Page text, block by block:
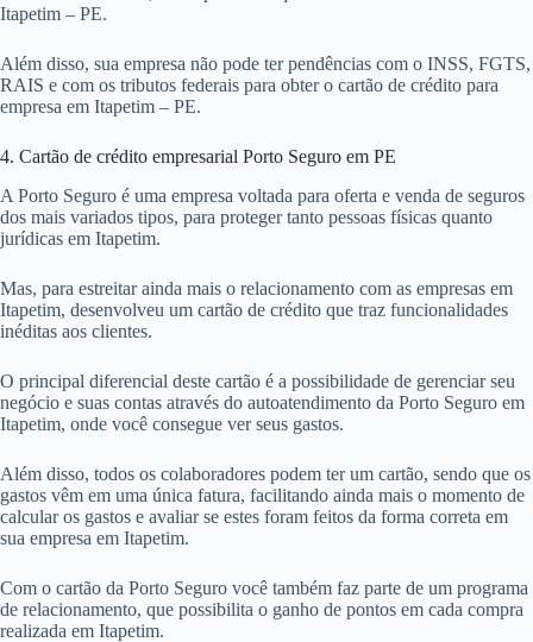
Itapetim – PE.
Além disso, sua empresa não pode ter pendências com o INSS, FGTS,
RAIS e com os tributos federais para obter o cartão de crédito para
empresa em Itapetim – PE.
4. Cartão de crédito empresarial Porto Seguro em PE
A Porto Seguro é uma empresa voltada para oferta e venda de seguros
dos mais variados tipos, para proteger tanto pessoas físicas quanto
jurídicas em Itapetim.
Mas, para estreitar ainda mais o relacionamento com as empresas em
Itapetim, desenvolveu um cartão de crédito que traz funcionalidades
inéditas aos clientes.
O principal diferencial deste cartão é a possibilidade de gerenciar seu
negócio e suas contas através do autoatendimento da Porto Seguro em
Itapetim, onde você consegue ver seus gastos.
Além disso, todos os colaboradores podem ter um cartão, sendo que os
gastos vêm em uma única fatura, facilitando ainda mais o momento de
calcular os gastos e avaliar se estes foram feitos da forma correta em
sua empresa em Itapetim.
Com o cartão da Porto Seguro você também faz parte de um programa
de relacionamento, que possibilita o ganho de pontos em cada compra
realizada em Itapetim.